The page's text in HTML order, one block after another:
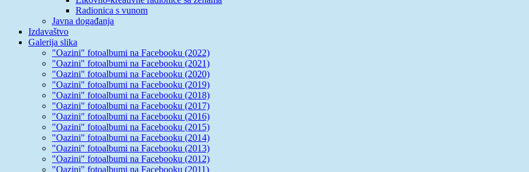
Radionica s vunom
Javna događanja
Izdavaštvo
Galerija slika
"Oazini" fotoalbumi na Facebooku (2022)
"Oazini" fotoalbumi na Facebooku (2021)
"Oazini" fotoalbumi na Facebooku (2020)
"Oazini" fotoalbumi na Facebooku (2019)
"Oazini" fotoalbumi na Facebooku (2018)
"Oazini" fotoalbumi na Facebooku (2017)
"Oazini" fotoalbumi na Facebooku (2016)
"Oazini" fotoalbumi na Facebooku (2015)
"Oazini" fotoalbumi na Facebooku (2014)
"Oazini" fotoalbumi na Facebooku (2013)
"Oazini" fotoalbumi na Facebooku (2012)
"Oazini" fotoalbumi na Facebooku (2011)